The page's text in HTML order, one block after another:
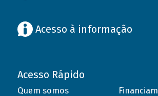
Acesso à informação
Acesso Rápido
Quem somos